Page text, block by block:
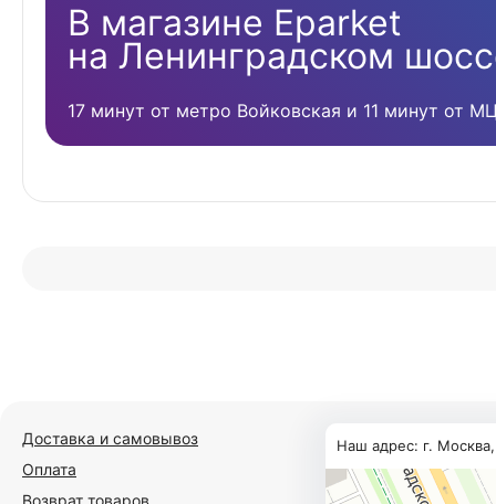
В магазине Eparket
на Ленинградском
17 минут от метро Войковская и 11 минут от
Доставка и самовывоз
Оплата
Возврат товаров
Наш адрес: г.